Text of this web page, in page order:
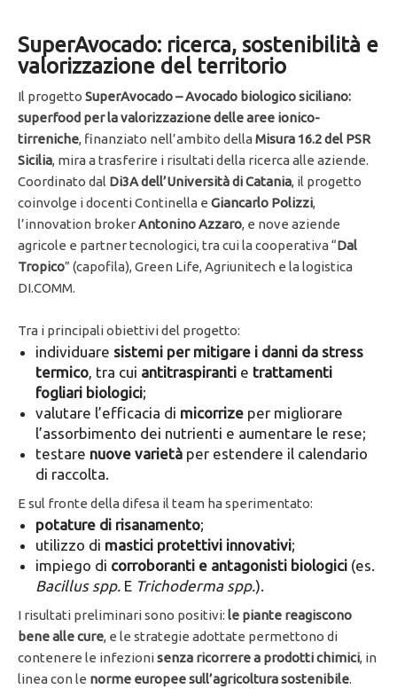
SuperAvocado: ricerca, sostenibilità e
valorizzazione del territorio
Il progetto SuperAvocado – Avocado biologico siciliano:
superfood per la valorizzazione delle aree ionico-
tirreniche, finanziato nell’ambito dellaMisura 16.2 del PSR
Sicilia, mira a trasferire i risultati della ricerca alle aziende.
Coordinato dal Di3A dell’Università di Catania, il progetto
coinvolge i docenti Continella e Giancarlo Polizzi,
l’innovation brokerAntonino Azzaro, e nove aziende
agricole e partner tecnologici, tra cui la cooperativa “Dal
Tropico” (capofila), Green Life, Agriunitech e la logistica
DI.COMM.
Tra i principali obiettivi del progetto:
individuare sistemi per mitigare i danni da stress
termico , tra cui antitraspiranti e trattamenti
fogliari biologici;
valutare l’efficacia di micorrize per migliorare
l’assorbimento dei nutrienti e aumentare le rese;
testare nuove varietà per estendere il calendario
di raccolta.
E sul fronte della difesa il team ha sperimentato:
potature di risanamento;
utilizzo di mastici protettivi innovativi;
impiego di corroboranti e antagonisti biologici (es.
Bacillus spp. E Trichoderma spp.).
I risultati preliminari sono positivi: le piante reagiscono
bene alle cure, e le strategie adottate permettono di
contenere le infezionisenza ricorrere a prodotti chimici, in
linea con le norme europee sull’agricoltura sostenibile.